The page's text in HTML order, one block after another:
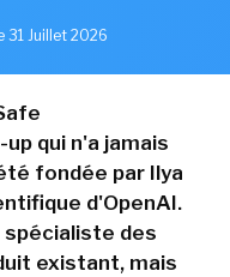
31 Juillet 2026
qui n'a jamais
fondée par Ilya
d'OpenAI.
des
existant, mais